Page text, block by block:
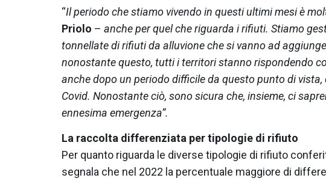
“Il periodo che stiamo vivendo in questi ultimi mesi è
Priolo – anche per quel che riguarda i rifiuti. Stiamo
tonnellate di rifiuti da alluvione che si vanno ad
nonostante questo, tutti i territori stanno rispondendo
anche dopo un periodo difficile da questo punto di
Covid. Nonostante ciò, sono sicura che, insieme, ci
ennesima emergenza”.
La raccolta differenziata per tipologie di rifiuto
Per quanto riguarda le diverse tipologie di rifiuto
segnala che nel 2022 la percentuale maggiore di